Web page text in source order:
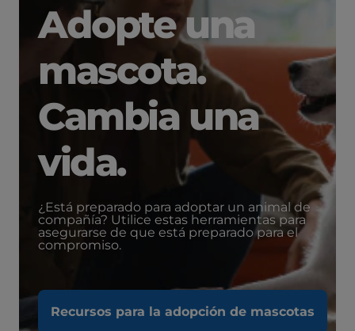
Adopte una
mascota.
Cambia una
vida.
¿Está preparado para adoptar un animal de
compañía? Utilice estas herramientas para
asegurarse de que está preparado para el
compromiso.
Recursos para la adopción de mascotas